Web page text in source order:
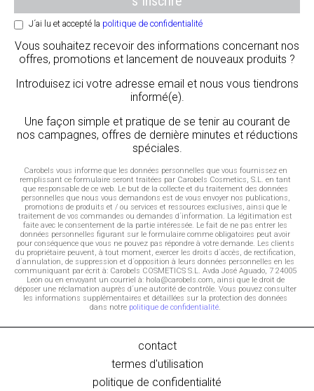
J´ai lu et accepté la politique de confidentialité
Vous souhaitez recevoir des informations concernant nos
offres, promotions et lancement de nouveaux produits ?
Introduisez ici votre adresse email et nous vous tiendrons
informé(e).
Une façon simple et pratique de se tenir au courant de
nos campagnes, offres de dernière minutes et réductions
spéciales.
Carobels vous informe que les données personnelles que vous fournissez en
remplissant ce formulaire seront traitées par Carobels Cosmetics, S.L. en tant
que responsable de ce web. Le but de la collecte et du traitement des données
personnelles que nous vous demandons est de vous envoyer nos publications,
promotions de produits et / ou services et ressources exclusives, ainsi que le
traitement de vos commandes ou demandes d´information. La légitimation est
faite avec le consentement de la partie intéressée. Le fait de ne pas entrer les
données personnelles figurant sur le formulaire comme obligatoires peut avoir
pour conséquence que vous ne pouvez pas répondre à votre demande. Les clients
du propriétaire peuvent, à tout moment, exercer les droits d´accès, de rectification,
d´annulation, de suppression et d´opposition à leurs données personnelles en les
communiquant par écrit à: Carobels COSMETICS S.L. Avda José Aguado, 7 24005
León ou en envoyant un courriel à: hola@carobels.com, ainsi que le droit de
déposer une réclamation auprès d´une autorité de contrôle. Vous pouvez consulter
les informations supplémentaires et détaillées sur la protection des données
dans notre politique de confidentialité.
contact
termes d'utilisation
politique de confidentialité